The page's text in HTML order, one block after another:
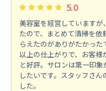
5.0
美容室を経営していますが
たので、まとめて清掃を依
らえたのがありがたかっ
以上の仕上がりで、お客様
と好評。サロンは第一印
したいです。スタッフさ
した。